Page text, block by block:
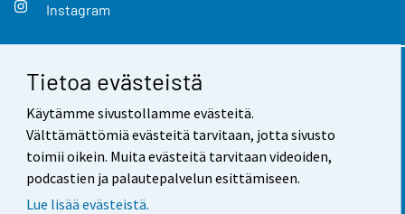
Tietoa evästeistä
Käytämme sivustollamme evästeitä.
Välttämättömiä evästeitä tarvitaan, jotta sivusto
toimii oikein. Muita evästeitä tarvitaan videoiden,
podcastien ja palautepalvelun esittämiseen.
Lue lisää evästeistä.
Instagram
Yhteystiedot
Palaute
Käyttöehdot